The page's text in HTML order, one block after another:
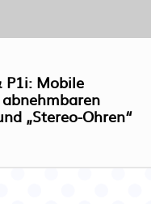
P1i: Mobile
„Stereo-Ohren“